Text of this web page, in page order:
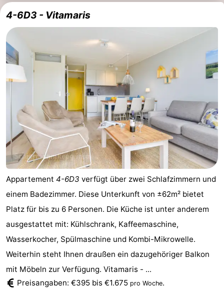
4-6D3 - Vitamaris
Appartement 4-6D3 verfügt über zwei Schlafzimmern und
einem Badezimmer. Diese Unterkunft von ±62m² bietet
Platz für bis zu 6 Personen. Die Küche ist unter anderem
ausgestattet mit: Kühlschrank, Kaffeemaschine,
Wasserkocher, Spülmaschine und Kombi-Mikrowelle.
Weiterhin steht Ihnen draußen ein dazugehöriger Balkon
mit Möbeln zur Verfügung. Vitamaris - ...
Preisangaben: €395 bis €1.675 pro Woche.